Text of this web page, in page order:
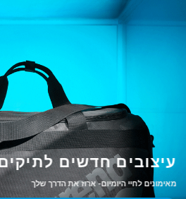
עיצובים חדשים
מאימונים לחיי היומיום- ארוז את הדרך שלך